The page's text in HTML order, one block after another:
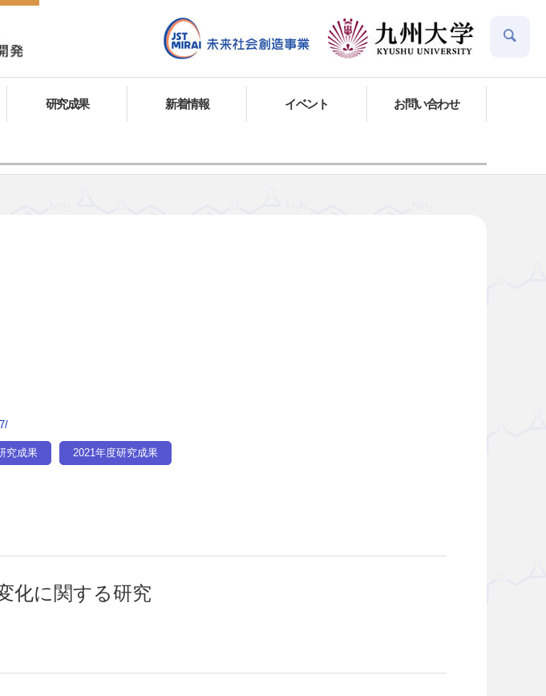
研究成果 新着情報 イベント お問い合わせ
究成果 2021年度研究成果
化に関する研究